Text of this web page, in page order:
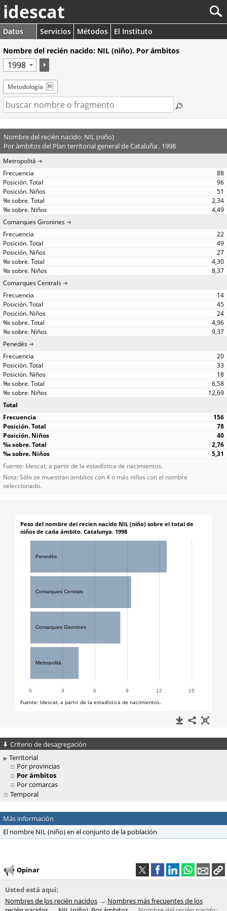
idescat
Datos Servicios Métodos
El Instituto
Nombre del recién nacido: NIL (niño). Por ámbitos
Metodología
Nombre del recién nacido: NIL (niño)
Por àmbitos del Plan territorial general de Cataluña . 1998
Metropolità
88
96
51
2,34
4,49
Comarques Gironines
22
49
27
4,30
8,37
Comarques Centrals
14
45
24
4,96
9,37
Penedès
20
33
18
6,58
12,69
Total
156
78
40
2,76
5,31
Fuente: Idescat, a partir de la estadística de nacimientos.
Nota: Sólo se muestran àmbitos con 4 o más niños con el nombre
seleccionado.
Criterio de desagregación
Territorial
Por provincias
Por ámbitos
Por comarcas
Temporal
Más información
El nombre NIL (niño) en el conjunto de la población
Opinar
Usted está aquí:
Nombres de los recién nacidos
Nombres más frecuentes de los